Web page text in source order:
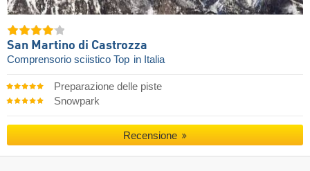
San Martino di Castrozza
Comprensorio sciistico Top in Italia
Preparazione delle piste
Snowpark
Recensione